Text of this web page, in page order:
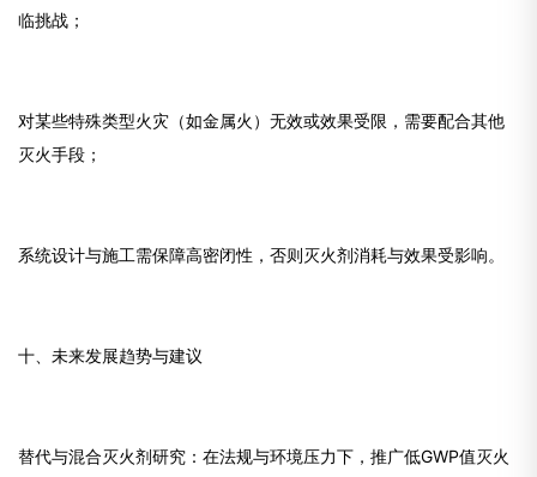
临挑战；
对某些特殊类型火灾（如金属火）无效或效果受限，需要配合其他
灭火手段；
系统设计与施工需保障高密闭性，否则灭火剂消耗与效果受影响。
十、未来发展趋势与建议
替代与混合灭火剂研究：在法规与环境压力下，推广低GWP值灭火